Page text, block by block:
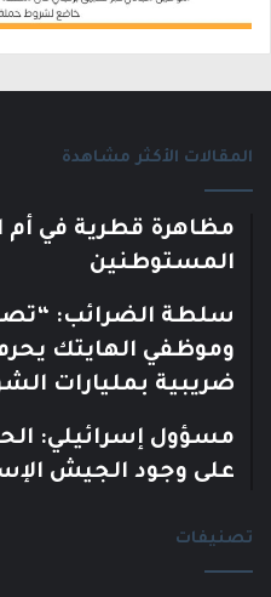
المقالات الأكثر مشاهدة
مظاهرة قطرية في أم
المستوطنين
سلطة الضرائب:
وموظفي الهايتك
ضريبية بمليارات
مسؤول إسرائيلي:
على وجود الجيش
تصنيفات